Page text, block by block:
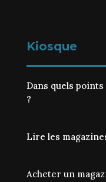
Kiosque
Dans quels
?
Lire les
Acheter un